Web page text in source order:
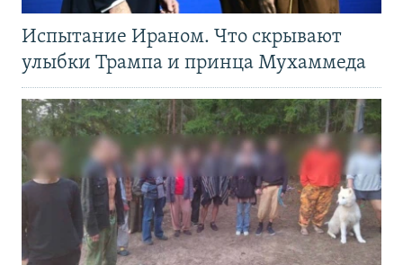
Испытание Ираном. Что скрывают
улыбки Трампа и принца Мухаммеда